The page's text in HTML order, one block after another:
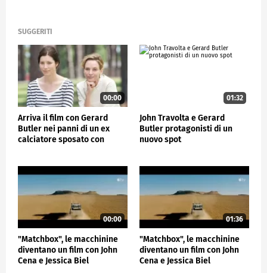
SUGGERITI
00:00
Arriva il film con Gerard
Butler nei panni di un ex
calciatore sposato con
01:32
John Travolta e Gerard
Butler protagonisti di un
nuovo spot
00:00
"Matchbox", le macchinine
diventano un film con John
Cena e Jessica Biel
01:36
"Matchbox", le macchinine
diventano un film con John
Cena e Jessica Biel